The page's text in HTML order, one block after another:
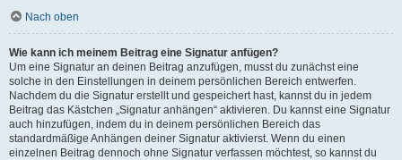
Nach oben
Wie kann ich meinem Beitrag eine Signatur anfügen?
Um eine Signatur an deinen Beitrag anzufügen, musst du zunächst eine
solche in den Einstellungen in deinem persönlichen Bereich entwerfen.
Nachdem du die Signatur erstellt und gespeichert hast, kannst du in jedem
Beitrag das Kästchen „Signatur anhängen“ aktivieren. Du kannst eine Signatur
auch hinzufügen, indem du in deinem persönlichen Bereich das
standardmäßige Anhängen deiner Signatur aktivierst. Wenn du einen
einzelnen Beitrag dennoch ohne Signatur verfassen möchtest, so kannst du